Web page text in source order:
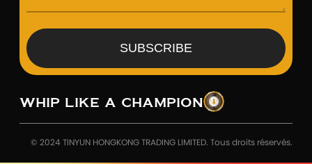
SUBSCRIBE
WHIP LIKE A CHAMPION
© 2024 TINYUN HONGKONG TRADING LIMITED. Tous droits réservés.